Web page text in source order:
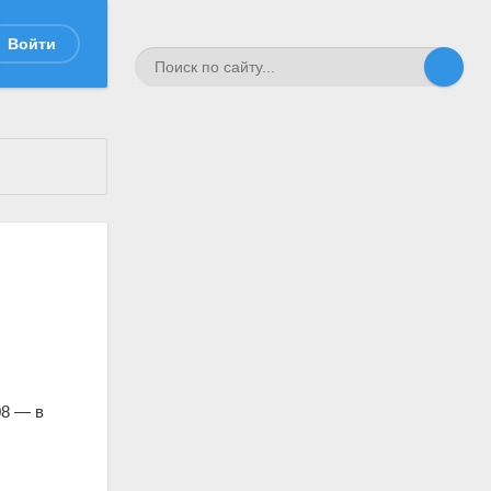
Войти
— в